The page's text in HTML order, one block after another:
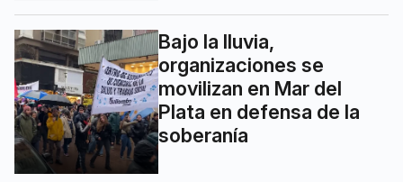
Bajo la lluvia,
organizaciones se
movilizan en Mar del
Plata en defensa de la
soberanía